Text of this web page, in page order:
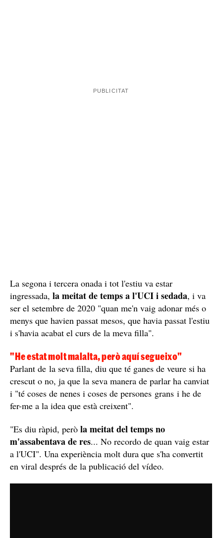
La segona i tercera onada i tot l'estiu va estar
ingressada, la meitat de temps a l'UCI i sedada, i va
ser el setembre de 2020 "quan me'n vaig adonar més o
menys que havien passat mesos, que havia passat l'estiu
i s'havia acabat el curs de la meva filla".
"He estat molt malalta, però aquí segueixo"
Parlant de la seva filla, diu que té ganes de veure si ha
crescut o no, ja que la seva manera de parlar ha canviat
i "té coses de nenes i coses de persones grans i he de
fer-me a la idea que està creixent".
"Es diu ràpid, però la meitat del temps no
m'assabentava de res... No recordo de quan vaig estar
a l'UCI". Una experiència molt dura que s'ha convertit
en viral després de la publicació del vídeo.